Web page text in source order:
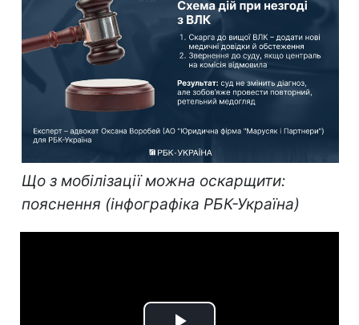
Що з мобілізації можна оскарщити:
пояснення (інфографіка РБК-Україна)